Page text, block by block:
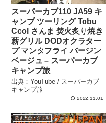
スーパーカブ110 JA59 キ
ャンプ ツーリング Tobu
Cool さんま 焚火炙り焼き
薪グリル DODオクラター
プ マンタフライ バージン
ベージュ – スーパーカブ
キャンプ旅
出典：YouTube / スーパーカブ
キャンプ旅
2022.11.01
焚き火台・グリル